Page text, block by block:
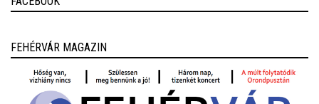
FEHÉRVÁR MAGAZIN